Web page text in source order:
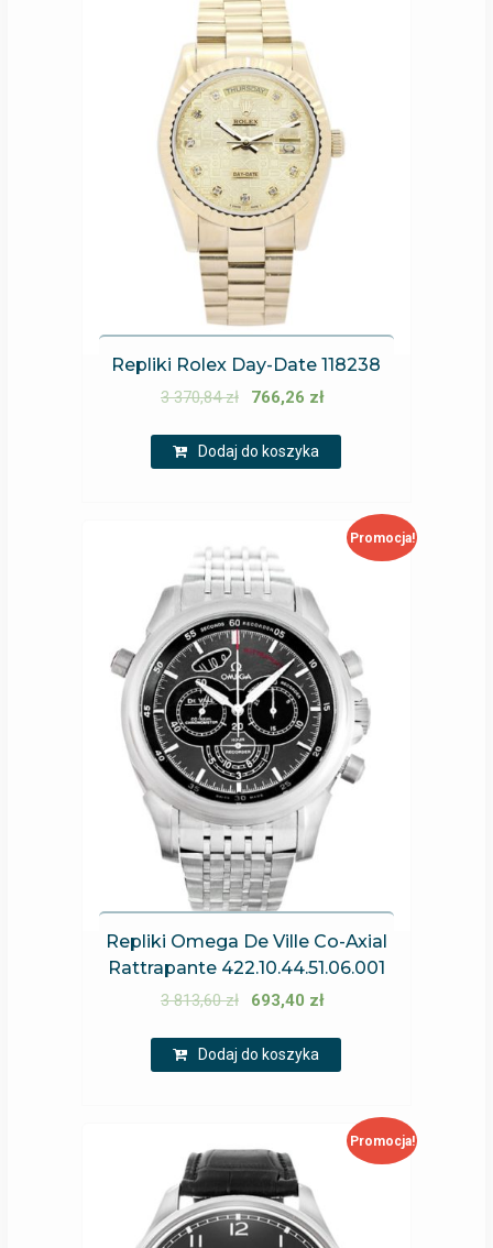
Repliki Rolex Day-Date 118238
3 370,84zł 766,26 zł
Dodaj do koszyka
Promocja!
Repliki Omega De Ville Co-Axial
Rattrapante 422.10.44.51.06.001
3 813,60zł 693,40 zł
Dodaj do koszyka
Promocja!